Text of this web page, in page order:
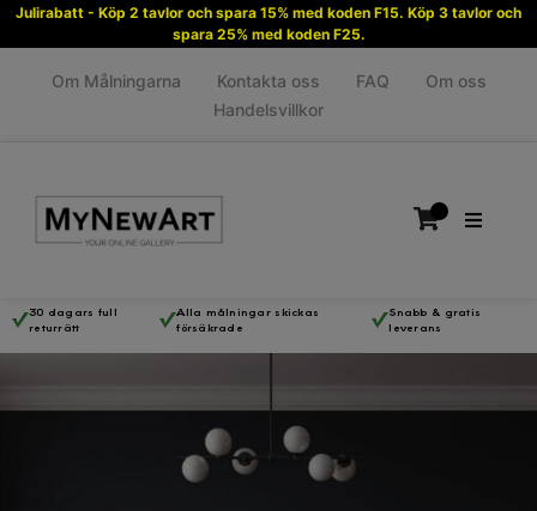
Julirabatt - Köp 2 tavlor och spara 15% med koden F15. Köp 3 tavlor och
spara 25% med koden F25.
Om Målningarna Kontakta oss FAQ
Om oss
Handelsvillkor
30 dagars full
returrätt
Alla målningar skickas
försäkrade
Snabb & gratis
leverans